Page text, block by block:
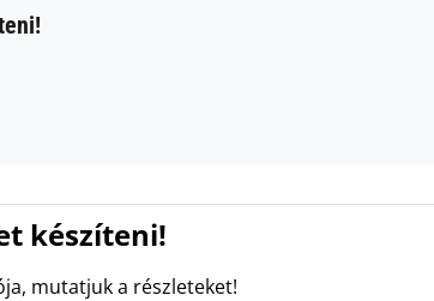
készíteni!
mutatjuk a részleteket!